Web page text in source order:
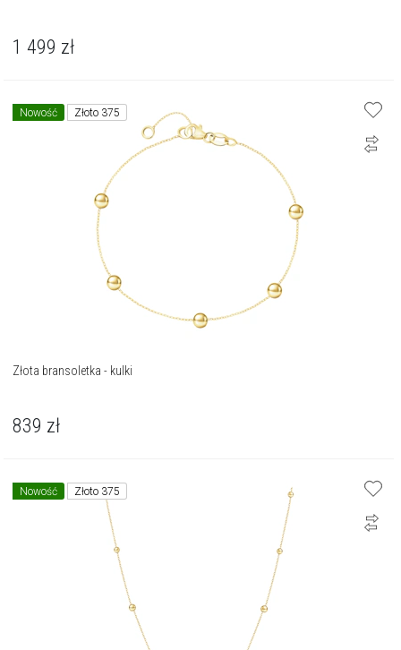
1 499 zł
Nowość Złoto 375
Złota bransoletka - kulki
839 zł
Nowość Złoto 375